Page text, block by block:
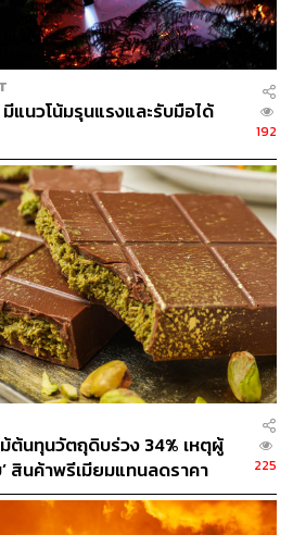
แนวโน้มรุนแรงและรับมือได้
192
นทุนวัตถุดิบร่วง 34% เหตุผู้
สินค้าพรีเมียมแทนลดราคา
225